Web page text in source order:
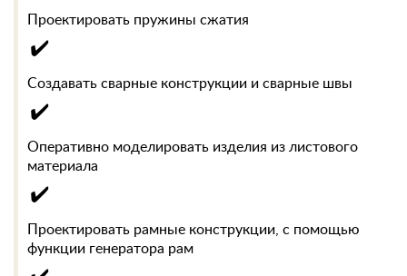
Проектировать пружины сжатия
✔️
Создавать сварные конструкции и сварные швы
✔️
Оперативно моделировать изделия из листового
материала
✔️
Проектировать рамные конструкции, с помощью
функции генератора рам